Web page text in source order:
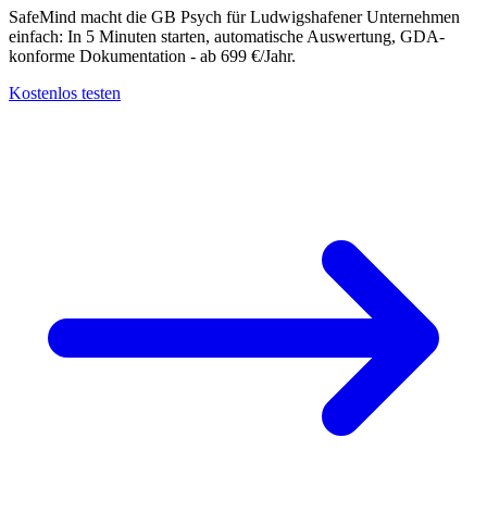
SafeMind macht die GB Psych für Ludwigshafener Unternehmen
einfach: In 5 Minuten starten, automatische Auswertung, GDA-
konforme Dokumentation - ab 699 €/Jahr.
Kostenlos testen